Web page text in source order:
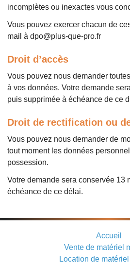
incomplètes ou inexactes vous
Vous pouvez exercer chacun de
mail à dpo@plus-que-pro.fr
Droit d’accès
Vous pouvez nous demander
à vos données. Votre demande
puis supprimée à échéance de ce
Droit de rectification ou
Vous pouvez nous demander de
tout moment les données
possession.
Votre demande sera conservée 13
échéance de ce délai.
Accueil
Vente de matériel
Location de matériel